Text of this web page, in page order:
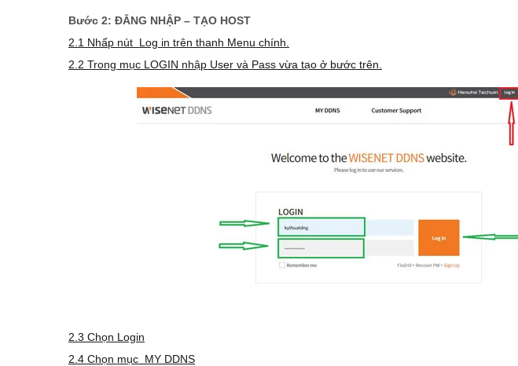
Bước 2: ĐĂNG NHẬP – TẠO HOST
2.1 Nhấp nút Log in trên thanh Menu chính.
2.2 Trong mục LOGIN nhập User và Pass vừa tạo ở bước trên.
2.3 Chọn Login
2.4 Chọn mục MY DDNS